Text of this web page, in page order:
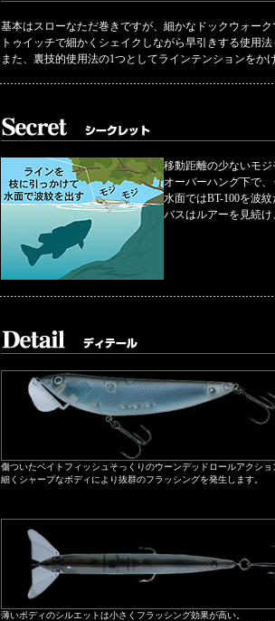
基本はスローなただ巻きですが、細かなドックウォー
トゥイッチで細かくシェイクしながら早引きする使用
また、裏技的使用法の1つとしてラインテンションを
移動距離の少ないモ
オーバーハング下で
水面ではBT-100を波
バスはルアーを見続
傷ついたベイトフィッシュそっくりのウーンデッドロールアクショ
細くシャープなボディにより抜群のフラッシングを発生します。
薄いボディのシルエットは小さくフラッシング効果が高い。